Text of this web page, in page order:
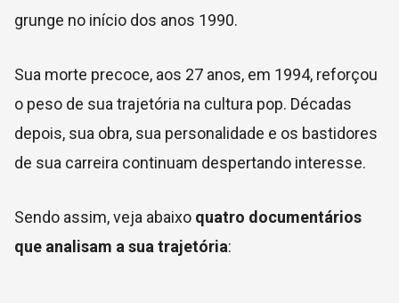
grunge no início dos anos 1990.
Sua morte precoce, aos 27 anos, em 1994, reforçou
o peso de sua trajetória na cultura pop. Décadas
depois, sua obra, sua personalidade e os bastidores
de sua carreira continuam despertando interesse.
Sendo assim, veja abaixo quatro documentários
que analisam a sua trajetória: